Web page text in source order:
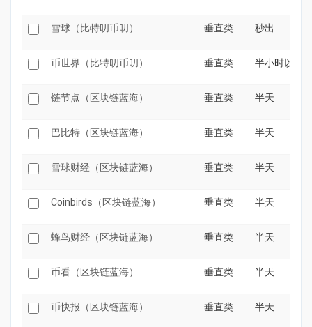
雪球（比特叨币叨） 垂直类 秒出
币世界（比特叨币叨） 垂直类 半小时以内
链节点（区块链蓝海） 垂直类 半天
巴比特（区块链蓝海） 垂直类 半天
雪球财经（区块链蓝海） 垂直类 半天
Coinbirds（区块链蓝海） 垂直类 半天
蜂鸟财经（区块链蓝海） 垂直类 半天
币看（区块链蓝海） 垂直类 半天
币快报（区块链蓝海） 垂直类 半天